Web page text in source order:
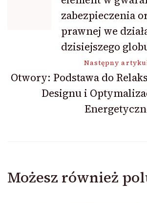
wpisuzabezpieczenia
prawnej we
dzisiejszego
Następny
Otwory: Podstawa do
Designu i
Możesz również